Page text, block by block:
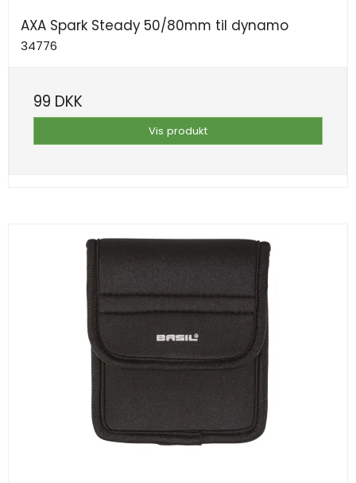
AXA Spark Steady 50/80mm til dynamo
34776
99 DKK
Vis produkt